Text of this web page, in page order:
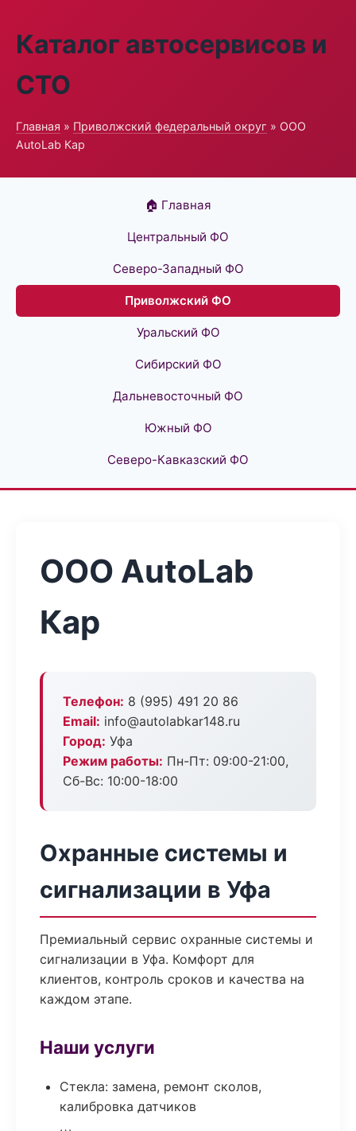
Каталог автосервисов и
СТО
Главная » Приволжский федеральный округ » ООО
AutoLab Кар
🏠 Главная
Центральный ФО
Северо-Западный ФО
Приволжский ФО
Уральский ФО
Сибирский ФО
Дальневосточный ФО
Южный ФО
Северо-Кавказский ФО
ООО AutoLab
Кар
Телефон: 8 (995) 491 20 86
Email: info@autolabkar148.ru
Город: Уфа
Режим работы: Пн-Пт: 09:00-21:00,
Сб-Вс: 10:00-18:00
Охранные системы и
сигнализации в Уфа
Премиальный сервис охранные системы и
сигнализации в Уфа. Комфорт для
клиентов, контроль сроков и качества на
каждом этапе.
Наши услуги
Стекла: замена, ремонт сколов,
калибровка датчиков